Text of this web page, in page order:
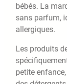
bébés. La
sans parfum,
allergiques.
Les produits
petite